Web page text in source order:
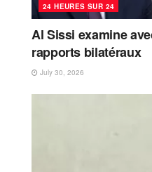
24 HEURES SUR 24
Al Sissi examine
rapports bilatéraux
July 30, 2026